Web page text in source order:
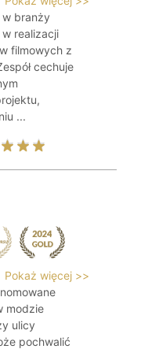
w branży
realizacji
filmowych z
cechuje
...
Pokaż więcej >>
modzie
ulicy
pochwalić